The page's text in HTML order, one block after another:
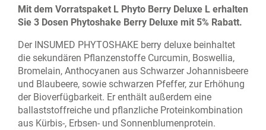
Mit dem Vorratspaket L Phyto Berry Deluxe L erhalten
Sie 3 Dosen Phytoshake Berry Deluxe mit 5% Rabatt.
Der INSUMED PHYTOSHAKE berry deluxe beinhaltet
die sekundären Pflanzenstoffe Curcumin, Boswellia,
Bromelain, Anthocyanen aus Schwarzer Johannisbeere
und Blaubeere, sowie schwarzen Pfeffer, zur Erhöhung
der Bioverfügbarkeit. Er enthält außerdem eine
ballaststoffreiche und pflanzliche Proteinkombination
aus Kürbis-, Erbsen- und Sonnenblumenprotein.